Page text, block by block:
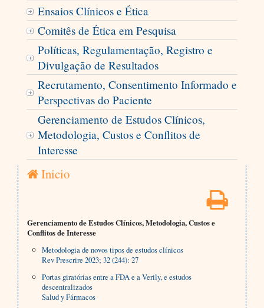
Ensaios Clínicos e Ética
Comitês de Ética em Pesquisa
Políticas, Regulamentação, Registro e
Divulgação de Resultados
Recrutamento, Consentimento Informado e
Perspectivas do Paciente
Gerenciamento de Estudos Clínicos,
Metodologia, Custos e Conflitos de
Interesse
Inicio
Gerenciamento de Estudos Clínicos, Metodologia, Custos e
Conflitos de Interesse
Metodologia de novos tipos de estudos clínicos
Rev Prescrire 2023; 32 (244): 27
Portas giratórias entre a FDA e a Verily, e estudos
descentralizados
Salud y Fármacos